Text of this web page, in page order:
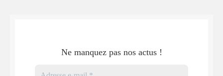
Ne manquez pas nos actus !